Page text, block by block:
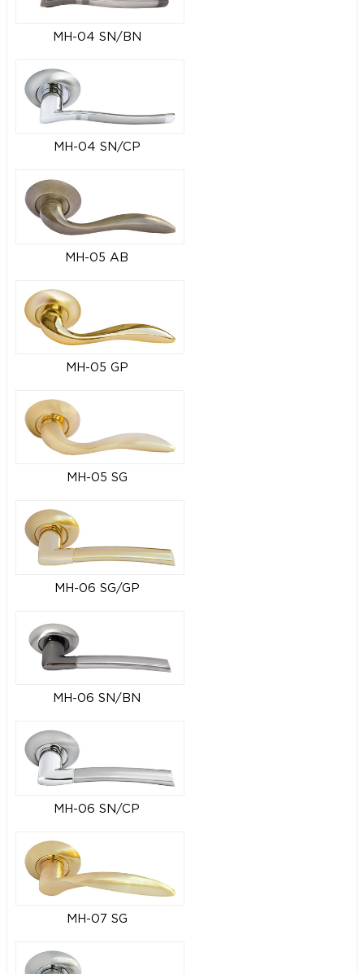
MH-04 SN/BN
MH-04 SN/CP
MH-05 AB
MH-05 GP
MH-05 SG
MH-06 SG/GP
MH-06 SN/BN
MH-06 SN/CP
MH-07 SG